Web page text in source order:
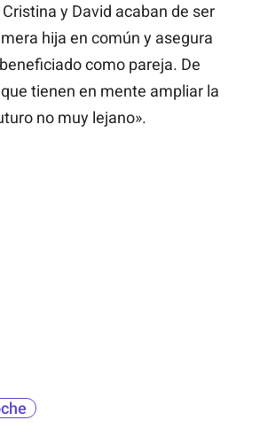
y David acaban de ser
hija en común y asegura
como pareja. De
tienen en mente ampliar la
no muy lejano».